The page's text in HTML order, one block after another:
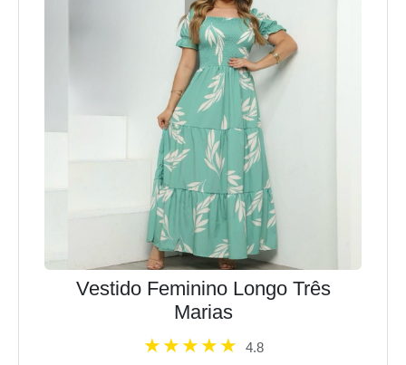
Vestido Feminino Longo Três
Marias
4.8